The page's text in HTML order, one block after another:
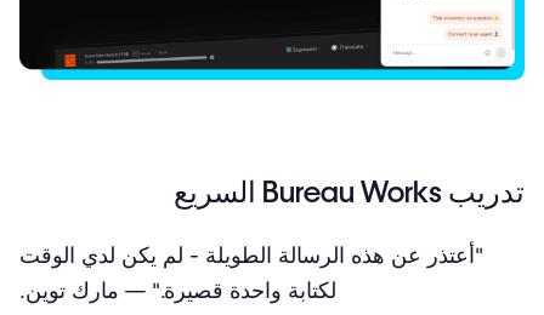
تدريب Bureau Works السريع
"أعتذر عن هذه الرسالة الطويلة - لم يكن لدي الوقت
لكتابة واحدة قصيرة." — مارك توين.